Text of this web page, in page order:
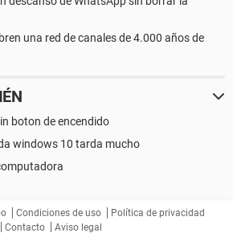
una red de canales de 4.000 años de
boton de encendido
windows 10 tarda mucho
Condiciones de uso
Política de privacidad
Contacto
Aviso legal